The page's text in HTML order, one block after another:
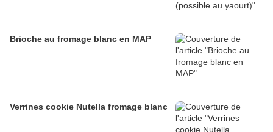
Brioche au fromage blanc en MAP
Verrines cookie Nutella fromage blanc